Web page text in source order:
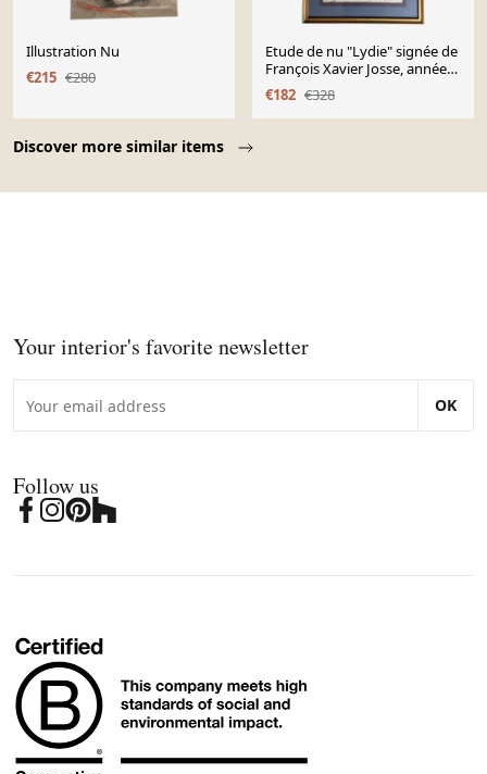
Discover more similar items
Illustration Nu
€215 €280
Etude de nu "Lydie" signée de
François Xavier Josse, années
50, 71 x 54 cm
€182 €328
Your interior's favorite newsletter
OK
Follow us